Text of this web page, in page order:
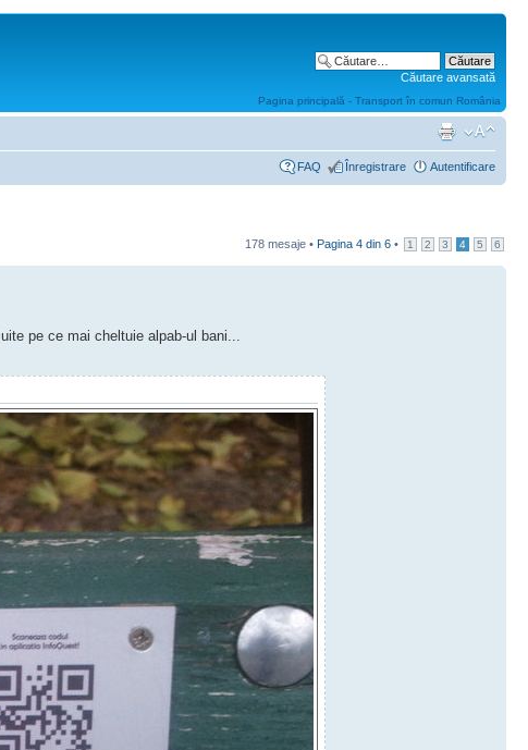
Căutare avansată
Pagina principală - Transport în comun România
FAQ Înregistrare Autentificare
178 mesaje • Pagina 4 din 6 • 1 2 3 4 5 6
uite pe ce mai cheltuie alpab-ul bani...